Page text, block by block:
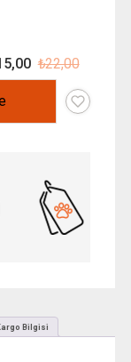
₺22,00
₺
fiyat:
₺
Bilgisi